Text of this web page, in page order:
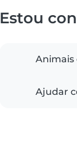
Estou
Animais
Ajudar